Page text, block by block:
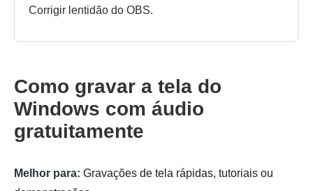
Corrigir lentidão do OBS.
Como gravar a tela do
Windows com áudio
gratuitamente
Melhor para: Gravações de tela rápidas, tutoriais ou